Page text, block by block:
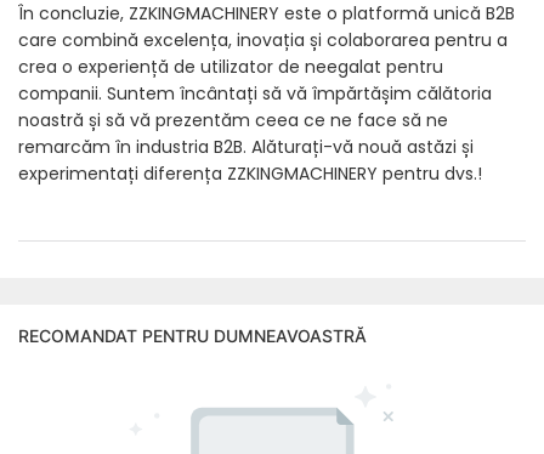
În concluzie, ZZKINGMACHINERY este o platformă unică B2B
care combină excelența, inovația și colaborarea pentru a
crea o experiență de utilizator de neegalat pentru
companii. Suntem încântați să vă împărtășim călătoria
noastră și să vă prezentăm ceea ce ne face să ne
remarcăm în industria B2B. Alăturați-vă nouă astăzi și
experimentați diferența ZZKINGMACHINERY pentru dvs.!
RECOMANDAT PENTRU DUMNEAVOASTRĂ